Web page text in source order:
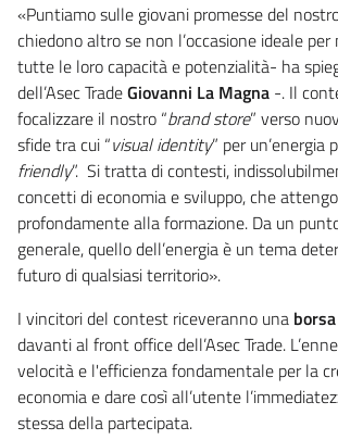
«Puntiamo sulle giovani promesse del
chiedono altro se non l’occasione ideale
tutte le loro capacità e potenzialità- ha
dell’Asec TradeGiovanni La Magna -. Il
focalizzare il nostro “brand store” verso
sfide tra cui “visual identity” per un’energia
friendly”. Si tratta di contesti,
concetti di economia e sviluppo, che
profondamente alla formazione. Da un
generale, quello dell’energia è un tema
futuro di qualsiasi territorio».
I vincitori del contest riceveranno una
davanti al front office dell’Asec Trade.
velocità e l'efficienza fondamentale per la
economia e dare così all’utente
stessa della partecipata.